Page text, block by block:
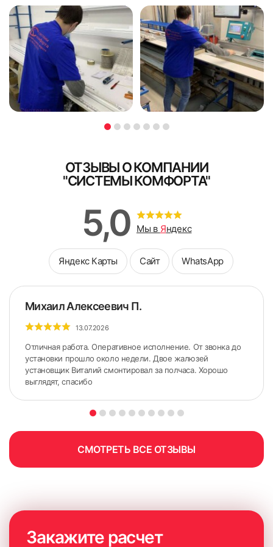
4. Удалить защитную пленку со скотча на карнизе. Не
допускать попадания на скотч пыли и грязи, не браться за
скотч пальцами.
5. По сделанным ранее меткам приложить карниз.
Желательно использовать строительный уровень для
точного горизонтального расположения карниза.
Я ознакомлен и согласен с
политикой об обработке
персональных данных
Поле обязательно для заполнения
Доплата при курьерской доставке
В случае доставки заказа нашим курьером, без монтажа -
доплата принимается наличными.
Я ознакомлен и согласен сполитикой об обработке
персональных данных
ОТЗЫВЫ О КОМПАНИИ
"СИСТЕМЫ КОМФОРТА"
5,0 Мы в Яндекс
Яндекс Карты Сайт WhatsApp
Михаил Алексеевич П.
13.07.2026
Отличная работа. Оперативное исполнение. От звонка до
установки прошло около недели. Двое жалюзей
установщик Виталий смонтировал за полчаса. Хорошо
выглядят, спасибо
СМОТРЕТЬ ВСЕ ОТЗЫВЫ
Закажите расчет